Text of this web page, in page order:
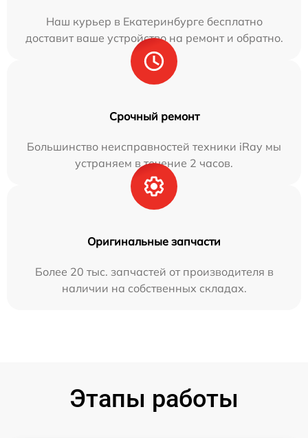
Наш курьер в Екатеринбурге бесплатно
доставит ваше устройство на ремонт и обратно.
Срочный ремонт
Большинство неисправностей техники iRay мы
устраняем в течение 2 часов.
Оригинальные запчасти
Более 20 тыс. запчастей от производителя в
наличии на собственных складах.
Этапы работы